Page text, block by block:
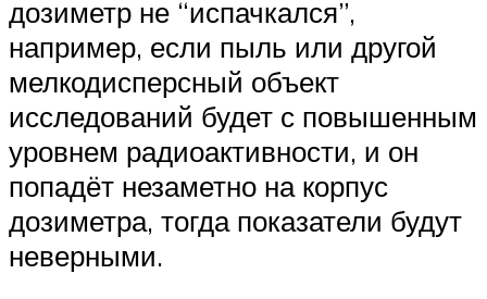
дозиметр не “испачкался”,
например, если пыль или другой
мелкодисперсный объект
исследований будет с повышенным
уровнем радиоактивности, и он
попадёт незаметно на корпус
дозиметра, тогда показатели будут
неверными.